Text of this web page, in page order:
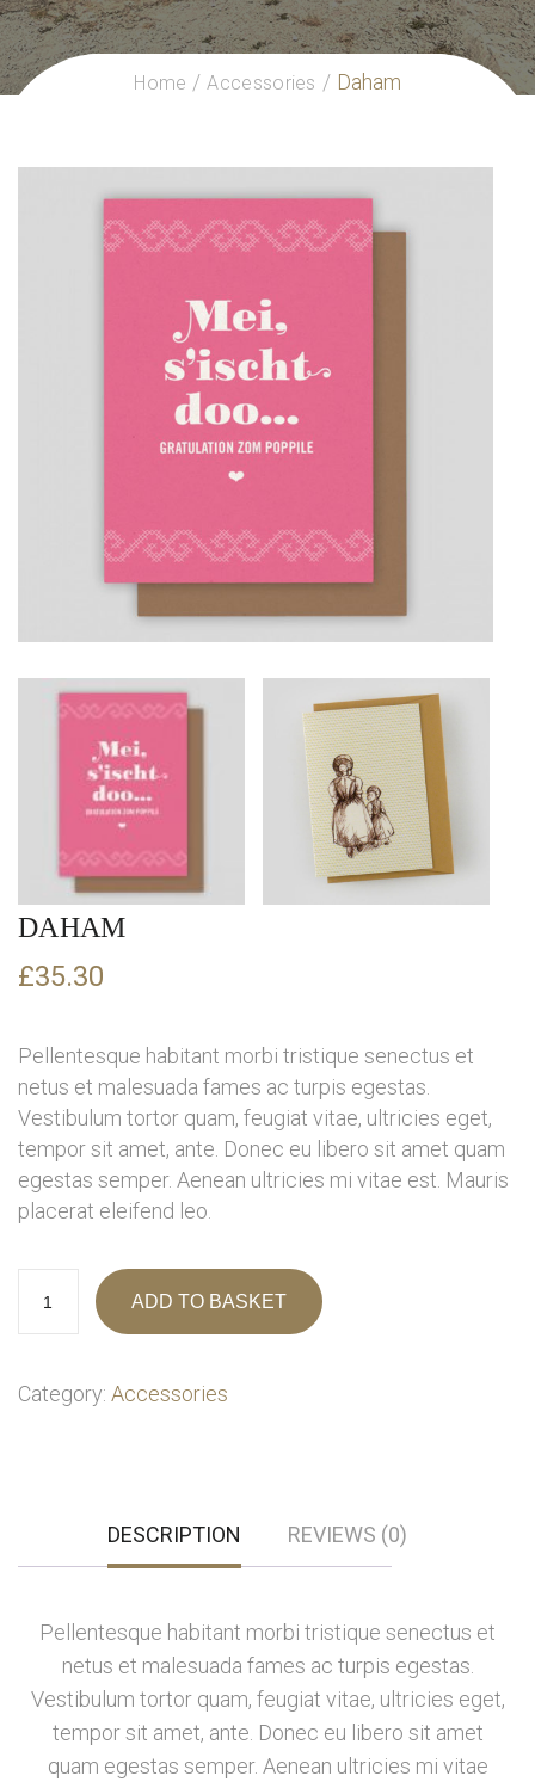
Home Accessories Daham
DAHAM
£35.30
Pellentesque habitant morbi tristique senectus et
netus et malesuada fames ac turpis egestas.
Vestibulum tortor quam, feugiat vitae, ultricies eget,
tempor sit amet, ante. Donec eu libero sit amet quam
egestas semper. Aenean ultricies mi vitae est. Mauris
placerat eleifend leo.
ADD TO BASKET
Category: Accessories
DESCRIPTION REVIEWS (0)
Pellentesque habitant morbi tristique senectus et
netus et malesuada fames ac turpis egestas.
Vestibulum tortor quam, feugiat vitae, ultricies eget,
tempor sit amet, ante. Donec eu libero sit amet
quam egestas semper. Aenean ultricies mi vitae